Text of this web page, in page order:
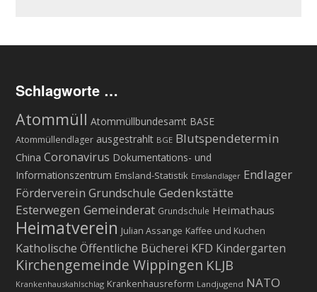
Schlagworte …
Atommüll Atommüllbundesamt BASE
Atommüllendlager ausgestrahlt BGE Blutspendetermin
China Coronavirus Dokumentations- und
Informationszentrum Emsland-Statistik Emslandlager Endlager
Förderverein Grundschule Gedenkstätte
Esterwegen Gemeinderat Grundschule Heimathaus
Heimatverein Julian Assange Kaffee und Kuchen
Katholische Öffentliche Bücherei KFD Kindergarten
Kirchengemeinde Wippingen KLJB
Krankenhauskahlschlag Krankenhausreform Landjugend NATO